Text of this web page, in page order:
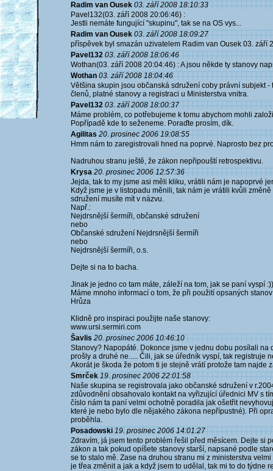
Radim van Ousek 03. září 2008 18:10:33
Pavel132(03. září 2008 20:06:46) :
Jestli nemáte fungující "skupinu", tak se na OS vys...
Radim van Ousek 03. září 2008 18:09:27
příspěvek byl smazán użivatelem Radim van Ousek 03. září
Pavel132 03. září 2008 18:06:46
Wothan(03. září 2008 20:04:46) : A jsou někde ty stanovy
Wothan 03. září 2008 18:04:46
Většina skupin jsou občanská sdružení coby právní subjekt
členů, platné stanovy a registraci u Ministerstva vnitra.
Pavel132 03. září 2008 18:00:37
Máme problém, co potřebujeme k tomu abychom mohli
Popřípadě kde to seženeme. Poraďte prosím, dík.
Agilitas 20. prosinec 2006 19:08:55
Hmm nám to zaregistrovali hned na poprvé. Naprosto bez
Nadruhou stranu ještě, že zákon nepřipouští retrospektivu.
Krysa 20. prosinec 2006 12:57:36
Jejda, tak to my jsme asi měli kliku, vrátili nám je napoprvé
Když jsme je v listopadu měnili, tak nám je vrátili kvůli
sdružení musíte mít v názvu.
Např.:
Nejdrsnější šermíři, občanské sdružení
nebo
Občanské sdružení Nejdrsnější šermíři
nebo
Nejdrsnější šermíři, o.s.
Dejte si na to bacha.
Jinak je jedno co tam máte, záleží na tom, jak se paní vyspí
Máme mnoho informací o tom, že při použití opsaných
Hrůza
Klidně pro inspiraci použijte naše stanovy:
www.ursi.sermiri.com
Šavlis 20. prosinec 2006 10:46:10
Stanovy? Napopáté. Dokonce jsme v jednu dobu posílali
prošly a druhé ne..... Čili, jak se úředník vyspí, tak registruje
Akorát je škoda že potom ti je stejně vrátí protože tam najde
Smrček 19. prosinec 2006 22:01:58
Naše skupina se registrovala jako občanské sdružení v
zdůvodnění obsahovalo kontakt na vyřizující úřednici MV s
číslo nám ta paní velmi ochotně poradila jak ošetřit
které je nebo bylo dle nějakého zákona nepřípustné). Při
proběhla.
Posadowski 19. prosinec 2006 14:01:27
Zdravím, já jsem tento problém řešil před měsícem. Dejte si
zákon a tak pokud opíšete stanovy starší, napsané podle
se to stalo mě. Zase na druhou stranu mi z ministerstva
je třea změnit a jak a když jsem to udělal, tak mi to do týdne